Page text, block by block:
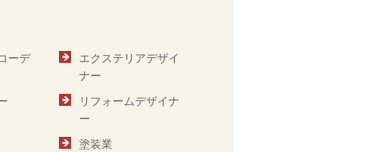
ーデ
エクステリアデザイ
ナー
リフォームデザイナ
ー
塗装業